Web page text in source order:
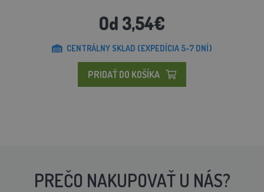
Od 3,54€
CENTRÁLNY SKLAD (EXPEDÍCIA 5-7 DNÍ)
PRIDAŤ DO KOŠÍKA
PREČO NAKUPOVAŤ U NÁS?